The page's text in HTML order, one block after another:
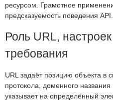
ресурсом. Грамотное
предсказуемость поведения API.
Роль URL,
требования
URL задаёт позицию объекта в
протокола, доменного
указывает на определённый